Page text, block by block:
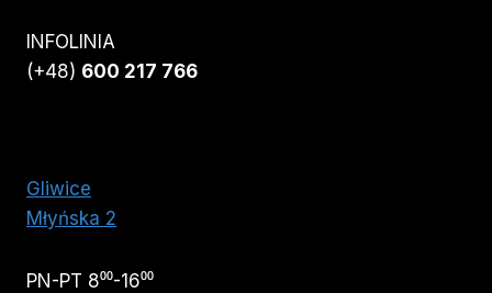
INFOLINIA
(+48) 600 217 766
Gliwice
Młyńska 2
PN-PT 8⁰⁰-16⁰⁰